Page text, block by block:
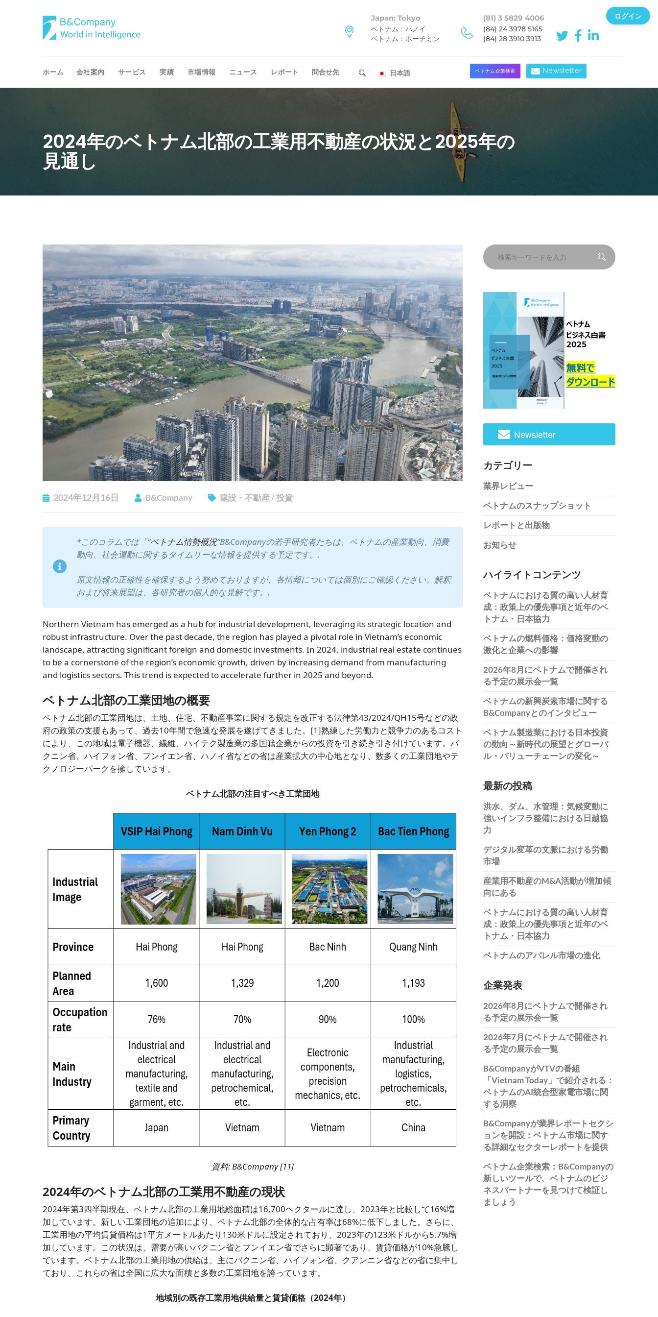
Japan: Tokyo
ベトナム：ハノイ
ベトナム：ホーチミン
(81) 3 5829 4006
(84) 24 3978 5165
(84) 28 3910 3913
ホーム 会社案内 サービス 実績 市場情報 ニュース レポート 問合せ先 日本語 ベトナム企業検索 Newsletter
2024年のベトナム北部の工業用不動産の状況と2025年の
見通し
2024年12月16日 B&Company 建設・不動産/投資
*このコラムでは「“ベトナム情勢概況“B&Companyの若手研究者たちは、ベトナムの産業動向、消費
動向、社会運動に関するタイムリーな情報を提供する予定です。.
原文情報の正確性を確保するよう努めておりますが、各情報については個別にご確認ください。解釈
および将来展望は、各研究者の個人的な見解です。.
Northern Vietnam has emerged as a hub for industrial development, leveraging its strategic location and
robust infrastructure. Over the past decade, the region has played a pivotal role in Vietnam’s economic
landscape, attracting significant foreign and domestic investments. In 2024, industrial real estate continues
to be a cornerstone of the region’s economic growth, driven by increasing demand from manufacturing
and logistics sectors. This trend is expected to accelerate further in 2025 and beyond.
ベトナム北部の工業団地の概要
ベトナム北部の工業団地は、土地、住宅、不動産事業に関する規定を改正する法律第43/2024/QH15号などの政
府の政策の支援もあって、過去10年間で急速な発展を遂げてきました。 [1]熟練した労働力と競争力のあるコスト
により、この地域は電子機器、繊維、ハイテク製造業の多国籍企業からの投資を引き続き引き付けています。バ
クニン省、ハイフォン省、フンイエン省、ハノイ省などの省は産業拡大の中心地となり、数多くの工業団地やテ
クノロジーパークを擁しています。
ベトナム北部の注目すべき工業団地
資料: B&Company [11]
2024年のベトナム北部の工業用不動産の現状
2024年第3四半期現在、ベトナム北部の工業用地総面積は16,700ヘクタールに達し、2023年と比較して16%増
加しています。新しい工業団地の追加により、ベトナム北部の全体的な占有率は68%に低下しました。さらに、
工業用地の平均賃貸価格は1平方メートルあたり130米ドルに設定されており、2023年の123米ドルから5.7%増
加しています。この状況は、需要が高いバクニン省とフンイエン省でさらに顕著であり、賃貸価格が10%急騰し
ています。ベトナム北部の工業用地の供給は、主にバクニン省、ハイフォン省、クアンニン省などの省に集中し
ており、これらの省は全国に広大な面積と多数の工業団地を誇っています。
地域別の既存工業用地供給量と賃貸価格（2024年）
Newsletter
カテゴリー
業界レビュー
ベトナムのスナップショット
レポートと出版物
お知らせ
ハイライトコンテンツ
ベトナムにおける質の高い人材育
成：政策上の優先事項と近年のベ
トナム・日本協力
ベトナムの燃料価格：価格変動の
激化と企業への影響
2026年8月にベトナムで開催され
る予定の展示会一覧
ベトナムの新興炭素市場に関する
B&Companyとのインタビュー
ベトナム製造業における日本投資
の動向～新時代の展望とグローバ
ル・バリューチェーンの変化～
最新の投稿
洪水、ダム、水管理：気候変動に
強いインフラ整備における日越協
力
デジタル変革の文脈における労働
市場
産業用不動産のM&A活動が増加傾
向にある
ベトナムにおける質の高い人材育
成：政策上の優先事項と近年のベ
トナム・日本協力
ベトナムのアパレル市場の進化
企業発表
2026年8月にベトナムで開催され
る予定の展示会一覧
2026年7月にベトナムで開催され
る予定の展示会一覧
B&CompanyがVTVの番組
「Vietnam Today」で紹介される：
ベトナムのAI統合型家電市場に関
する洞察
B&Companyが業界レポートセクシ
ョンを開設：ベトナム市場に関す
る詳細なセクターレポートを提供
ベトナム企業検索：B&Companyの
新しいツールで、ベトナムのビジ
ネスパートナーを見つけて検証し
ましょう
ログイン
ニュースレターを購読する